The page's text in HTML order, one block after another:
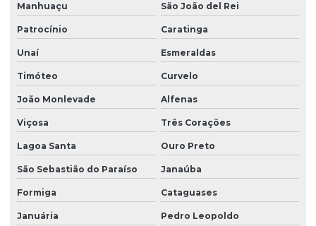
Manhuaçu São João del Rei
Patrocínio Caratinga
Unaí Esmeraldas
Timóteo Curvelo
João Monlevade Alfenas
Viçosa Três Corações
Lagoa Santa Ouro Preto
São Sebastião do Paraíso Janaúba
Formiga Cataguases
Januária Pedro Leopoldo